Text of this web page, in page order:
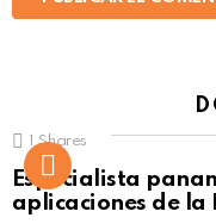
Shares
Especialista
aplicaciones de la